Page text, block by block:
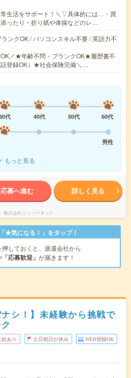
常生活をサポート！＼▽具体的には…・買
ったり・折り紙や体操などのレ…
ンクOK / パソコンスキル不要 / 英語力不
／★年齢不問・ブランクOK★履歴書不
登録OK）★社会保険完備＼…
代 40代 50代
60代
男性
もっと見る
応募へ進む 詳しく見る
株式会社ニッソーネット
★気になる！」をタップ！
押しておくと、派遣会社から
「応募歓迎」 が届きます！
ナシ！】未経験から挑戦で
あり 土日祝日が休み WEB登録OK